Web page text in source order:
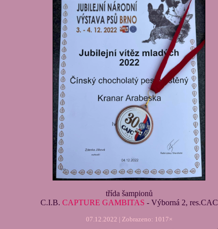
třída šampionů
C.I.B. CAPTURE GAMBITAS - Výborná 2, res.CAC
07.12.2022 | Zobrazeno: 1017×